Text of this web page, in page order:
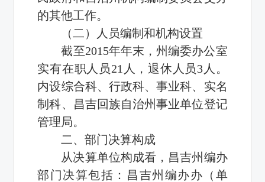
的其他工作。
（二）人员编制和机构设置
截至2015年年末，州编委办公室
实有在职人员21人，退休人员3人。
内设综合科、行政科、事业科、实名
制科、昌吉回族自治州事业单位登记
管理局。
二、部门决算构成
从决算单位构成看，昌吉州编办
部门决算包括：昌吉州编办办（单